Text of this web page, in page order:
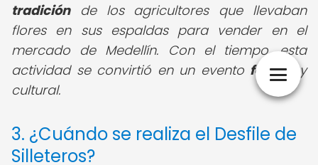
tradiciónde los agricultores que llevaban
flores en sus espaldas para vender en el
mercado de Medellín. Con el tiempo, esta
actividad se convirtió en un evento festivo
y
cultural.
3. ¿Cuándo se realiza el Desfile de
Silleteros?